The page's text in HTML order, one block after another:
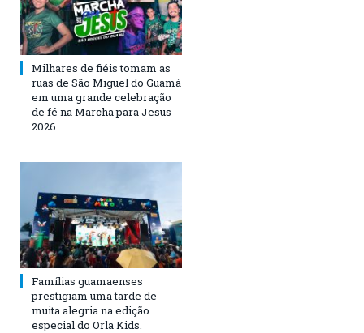
Milhares de fiéis tomam as
ruas de São Miguel do Guamá
em uma grande celebração
de fé na Marcha para Jesus
2026.
Famílias guamaenses
prestigiam uma tarde de
muita alegria na edição
especial do Orla Kids.